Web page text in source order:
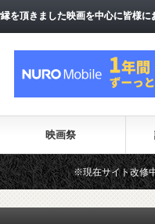
を頂きました映画を中心に皆様に
を頂きました映画を中心に皆様に
映画祭
ト改修中のため、一部のコンテ